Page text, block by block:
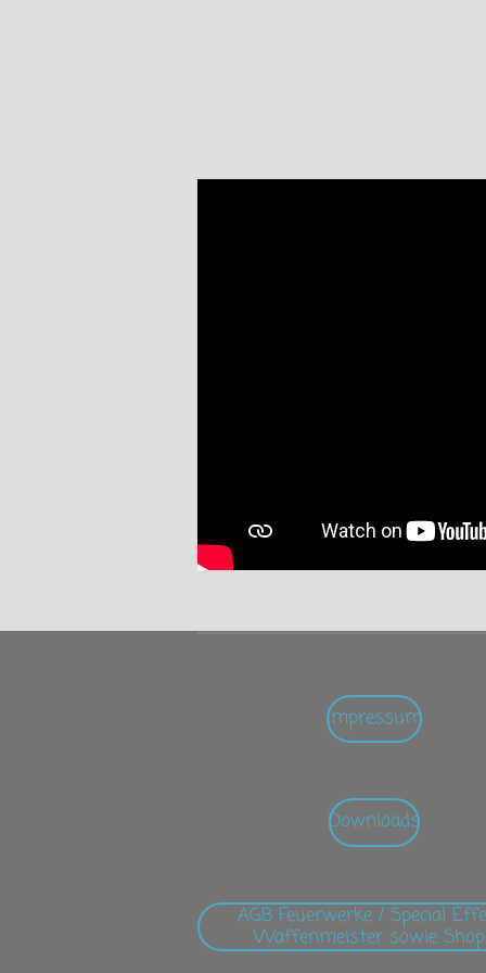
Impressum
Downloads
AGB Feuerwerke / Special
Waffenmeister sowie